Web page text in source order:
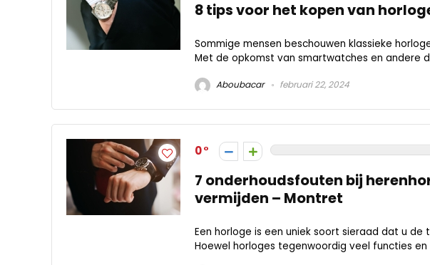
8 tips voor het kopen van
Sommige mensen beschouwen klassieke
Met de opkomst van smartwatches en andere
Aboubacar februari 22, 2024
0
7 onderhoudsfouten bij
vermijden – Montret
Een horloge is een uniek soort sieraad dat u
Hoewel horloges tegenwoordig veel functies en